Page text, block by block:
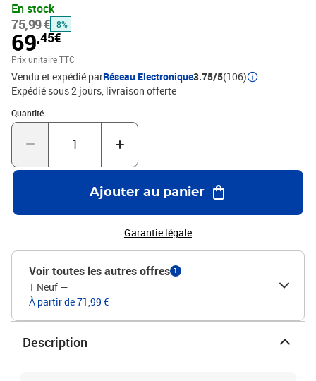
son aspect caractéristique et rustique.Cadre robuste : le cadre en
bois du lit surélevé garantit la solidité et la stabilité.Fonction
décorative : le bac à fleurs peut contenir vos plantes ou fleurs
préférées, ce qui est idéal pour votre jardin comme décoration.
Remarque :Chaque produit est livré avec un manuel de montage
dans la boîte pour un montage facile.Couleur : blancMatériau :
bois de pin massifDimensions (chacune) : 40 x 40 x 52,5 cm (l x P x
H)La livraison contient :2 x jardinière
En stock
75,99 € -8%
69,45€
Prix unitaire TTC
Vendu et expédié parRéseau Electronique3.75/5(106)
Expédié sous 2 jours livraison offerte
Quantité
Quantité : 1
Ajouter au panier
Garantie légale
Voir toutes les autres offres 1
1 Neuf —
À partir de 71,99 €
Description